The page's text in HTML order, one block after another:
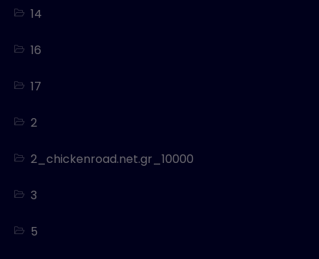
14
16
17
2
2_chickenroad.net.gr_10000
3
5